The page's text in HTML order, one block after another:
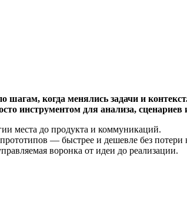
шагам, когда менялись задачи и
инструментом для анализа,
места до продукта и коммуникаций.
— быстрее и дешевле без потери
воронка от идеи до реализации.